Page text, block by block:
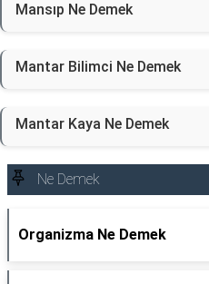
Mansıp Ne Demek
Mantar Bilimci Ne Demek
Mantar Kaya Ne Demek
Ne Demek
Organizma Ne Demek